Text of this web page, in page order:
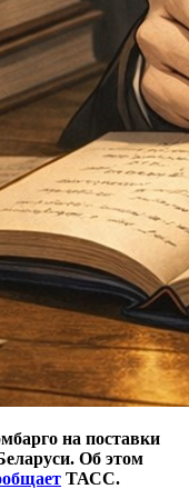
на поставки
Об этом
ТАСС.